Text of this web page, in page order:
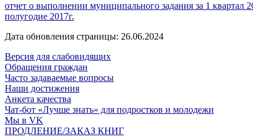
отчет о выполнении муниципального задания за 1 квартал
полугодие 2017г.
Дата обновления страницы: 26.06.2024
Версия для слабовидящих
Обращения граждан
Часто задаваемые вопросы
Наши достижения
Анкета качества
Чат-бот «Лучше знать» для подростков и молодежи
Мы в VK
ПРОДЛЕНИЕ/ЗАКАЗ КНИГ